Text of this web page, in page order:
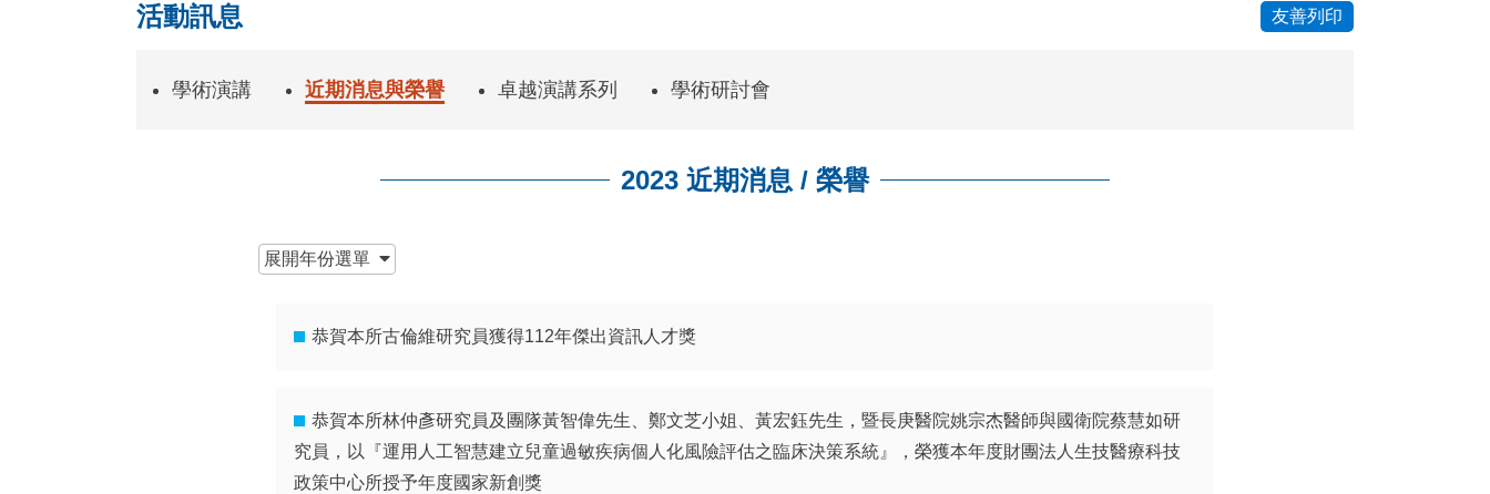
資
活動訊息 友善列印
學術演講 近期消息與榮譽 卓越演講系列 學術研討會
2023 近期消息 / 榮譽
展開年份選單
恭賀本所古倫維研究員獲得112年傑出資訊人才獎
恭賀本所林仲彥研究員及團隊黃智偉先生、鄭文芝小姐、黃宏鈺先生，暨長庚醫院姚宗杰醫師與國衛院蔡慧如研
究員，以『運用人工智慧建立兒童過敏疾病個人化風險評估之臨床決策系統』，榮獲本年度財團法人生技醫療科技
政策中心所授予年度國家新創獎